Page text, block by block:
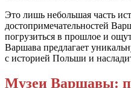
Это лишь небольшая часть
достопримечательностей
погрузиться в прошлое и
Варшава предлагает
с историей Польши и
Музеи Варшавы: